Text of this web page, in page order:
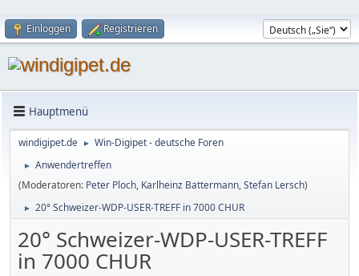
Einloggen Registrieren
Hauptmenü
windigipet.de ► Win-Digipet - deutsche Foren
►
Anwendertreffen
(Moderatoren: Peter Ploch, Karlheinz Battermann,Stefan Lersch)
► 20° Schweizer-WDP-USER-TREFF in 7000 CHUR
20° Schweizer-WDP-USER-TREFF
in 7000 CHUR